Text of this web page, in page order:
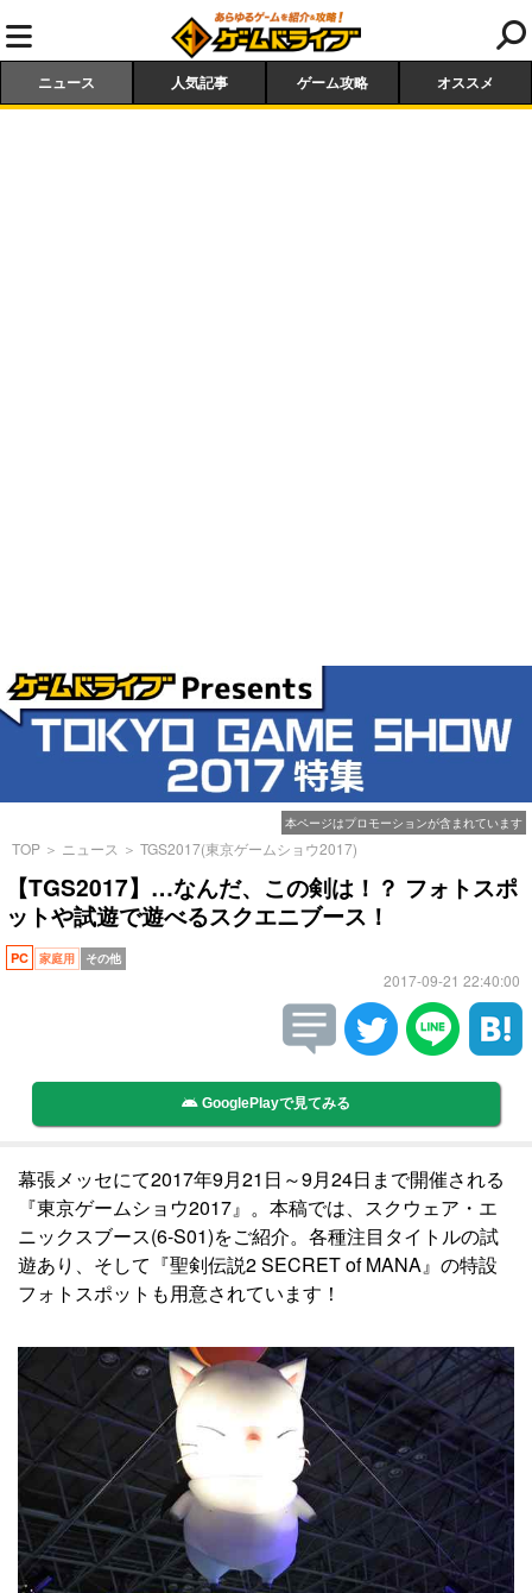
ニュース 人気記事 ゲーム攻略 オススメ
本ページはプロモーションが含まれています
TOP ＞ ニュース ＞ TGS2017(東京ゲームショウ2017)
【TGS2017】…なんだ、この剣は！？ フォトスポ
ットや試遊で遊べるスクエニブース！
PC 家庭用 その他
2017-09-21 22:40:00
GooglePlayで見てみる
幕張メッセにて2017年9月21日～9月24日まで開催される
『東京ゲームショウ2017』。本稿では、スクウェア・エ
ニックスブース(6-S01)をご紹介。各種注目タイトルの試
遊あり、そして『聖剣伝説2 SECRET of MANA』の特設
フォトスポットも用意されています！